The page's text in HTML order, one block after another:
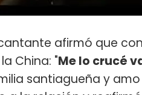
afirmó que
China: "Me lo crucé
santiagueña y